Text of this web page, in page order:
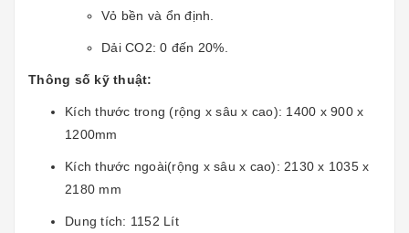
Vỏ bền và ổn định.
Dải CO2: 0 đến 20%.
Thông số kỹ thuật:
Kích thước trong (rộng x sâu x cao): 1400 x 900 x
1200mm
Kích thước ngoài(rộng x sâu x cao): 2130 x 1035 x
2180 mm
Dung tích: 1152 Lít